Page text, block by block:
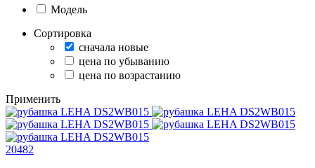
Модель
Сортировка
сначала новые
цена по убыванию
цена по возрастанию
Применить
20482